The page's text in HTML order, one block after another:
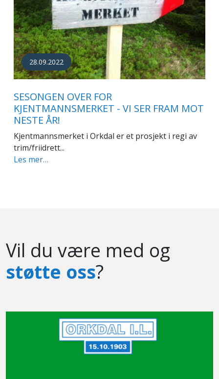
28.09.2022
SESONGEN OVER FOR
KJENTMANNSMERKET - VI SER FRAM MOT
NESTE ÅR!
Kjentmannsmerket i Orkdal er et prosjekt i regi av
trim/friidrett...
Les mer…
Vil du være med og
støtte oss?